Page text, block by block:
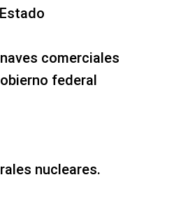
comerciales
federal
nucleares.